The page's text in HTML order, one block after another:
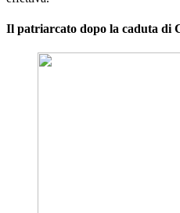
Il patriarcato dopo la caduta di